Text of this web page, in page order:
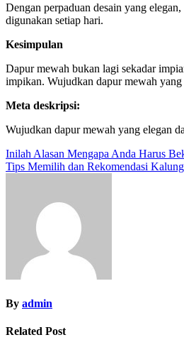
Dengan perpaduan desain yang
digunakan setiap hari.
Kesimpulan
Dapur mewah bukan lagi sekadar
impikan. Wujudkan dapur mewah
Meta deskripsi:
Wujudkan dapur mewah yang elegan
Post
navigation
Inilah Alasan Mengapa Anda Harus
Tips Memilih dan Rekomendasi
By admin
Related Post